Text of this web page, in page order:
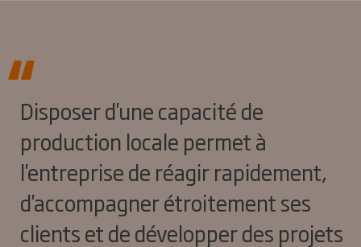
Disposer d'une capacité de
production locale permet à
l'entreprise de réagir rapidement,
d'accompagner étroitement ses
clients et de développer des projets